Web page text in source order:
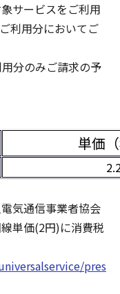
サービスをご利用
利用分においてご
分のみご請求の予
単価
気通信事業者協会
単価(2円)に消費税
pres